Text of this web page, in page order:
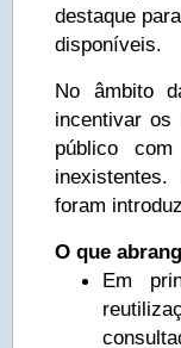
destaque
disponíveis.
No âmbito
incentivar os
público
foram
O que
Em